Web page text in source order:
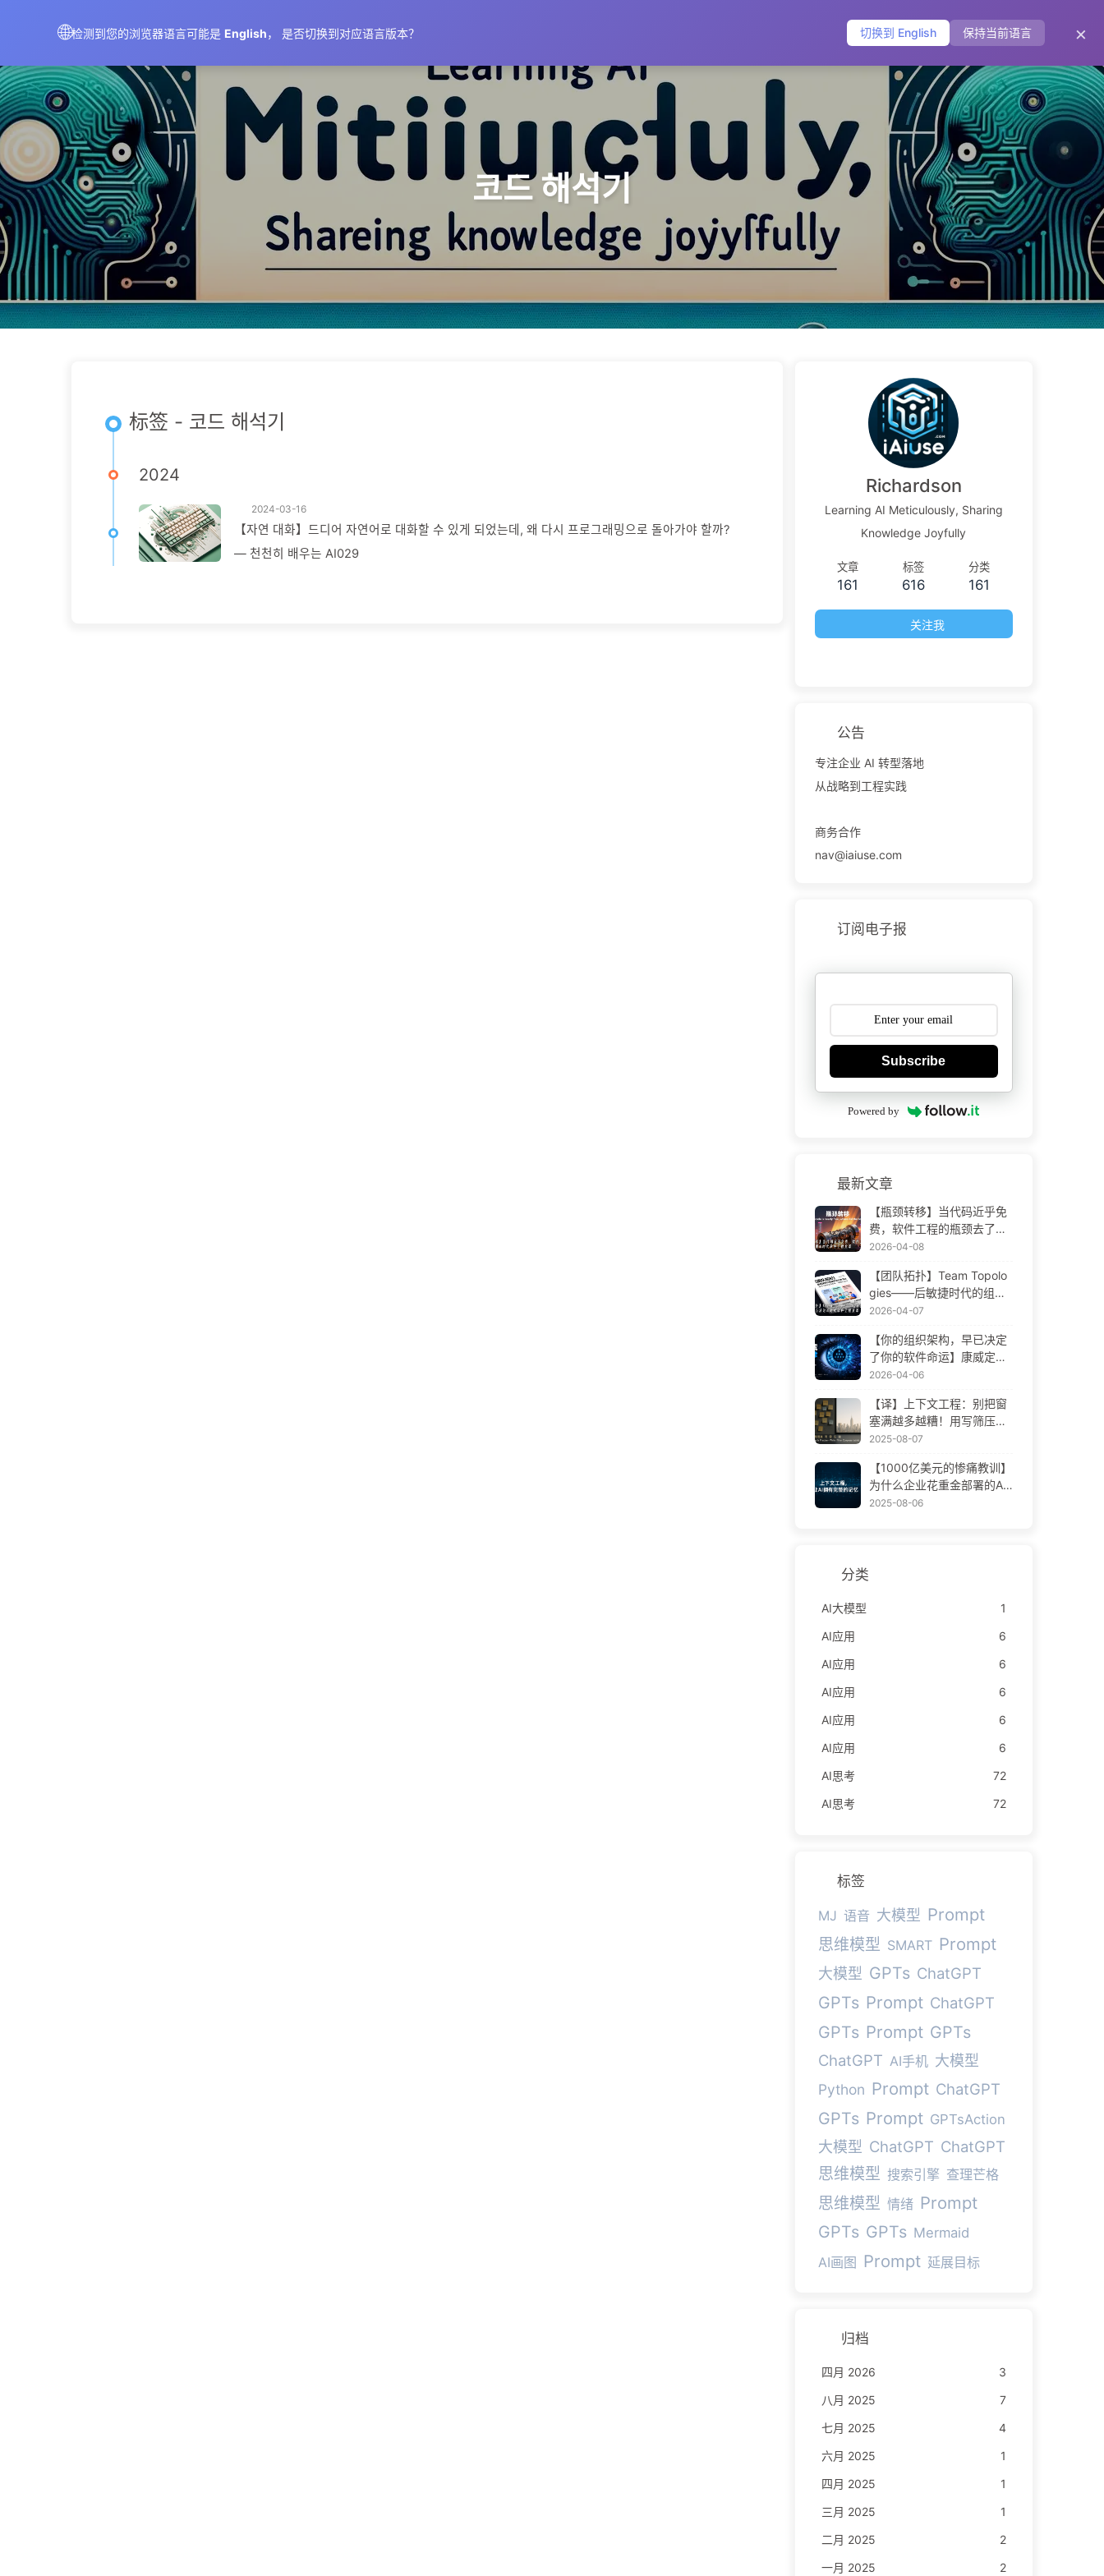
🌐检测到您的浏览器语言可能是 English， 是否切换到对应语言版本？ 切换到 English 保持当前语言 ×
AIMeticulously 标签 分类 友链 关于
코드 해석기
标签 - 코드 해석기
2024
2024-03-16
【자연 대화】드디어 자연어로 대화할 수 있게 되었는데, 왜 다시 프로그래밍으로 돌아가야 할까?
— 천천히 배우는 AI029
Richardson
Learning AI Meticulously, Sharing
Knowledge Joyfully
文章
161
标签
616
分类
161
关注我
公告
专注企业 AI 转型落地
从战略到工程实践
商务合作
nav@iaiuse.com
订阅电子报
Subscribe
Powered by
最新文章
【瓶颈转移】当代码近乎免
费，软件工程的瓶颈去了哪
里 AI 时代软件工程变革——
2026-04-08
【团队拓扑】Team Topolo
gies——后敏捷时代的组织
设计方法论 AI 时代软件工程
2026-04-07
【你的组织架构，早已决定
了你的软件命运】康威定律
——被低估了 56 年的管理
——慢慢学AI171
2026-04-06
【译】上下文工程：别把窗
塞满越多越糟！用写筛压隔
四步，警惕投毒干扰混淆冲
学AI170
2025-08-07
【1000亿美元的惨痛教训】
为什么企业花重金部署的AI
助手，总在关键时刻“失
2025-08-06
分类
AI大模型
1
AI应用
6
AI应用
6
AI应用
6
AI应用
6
AI应用
6
AI思考
72
AI思考
72
标签
MJ 语音 大模型 Prompt
思维模型 SMART Prompt
大模型 GPTs ChatGPT
GPTs Prompt ChatGPT
GPTs Prompt GPTs
ChatGPT AI手机 大模型
Python Prompt ChatGPT
GPTs Prompt GPTsAction
大模型 ChatGPT ChatGPT
思维模型 搜索引擎 查理芒格
思维模型 情绪 Prompt
GPTs GPTs Mermaid
AI画图 Prompt 延展目标
归档
四月 2026
3
八月 2025
7
七月 2025
4
六月 2025
1
四月 2025
1
三月 2025
1
二月 2025
2
一月 2025
2